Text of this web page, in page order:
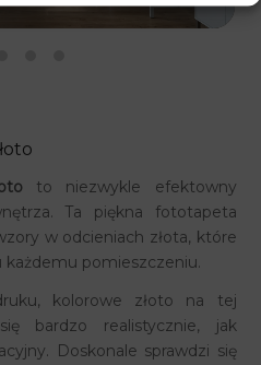
to niezwykle efektowny
Ta piękna fototapeta
w odcieniach złota, które
każdemu pomieszczeniu.
kolorowe złoto na tej
bardzo realistycznie, jak
Doskonale sprawdzi się